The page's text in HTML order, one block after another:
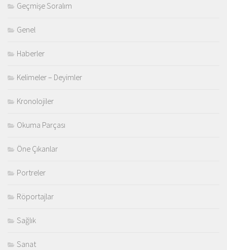
Geçmişe Soralım
Genel
Haberler
Kelimeler – Deyimler
Kronolojiler
Okuma Parçası
Öne Çıkanlar
Portreler
Röportajlar
Sağlık
Sanat